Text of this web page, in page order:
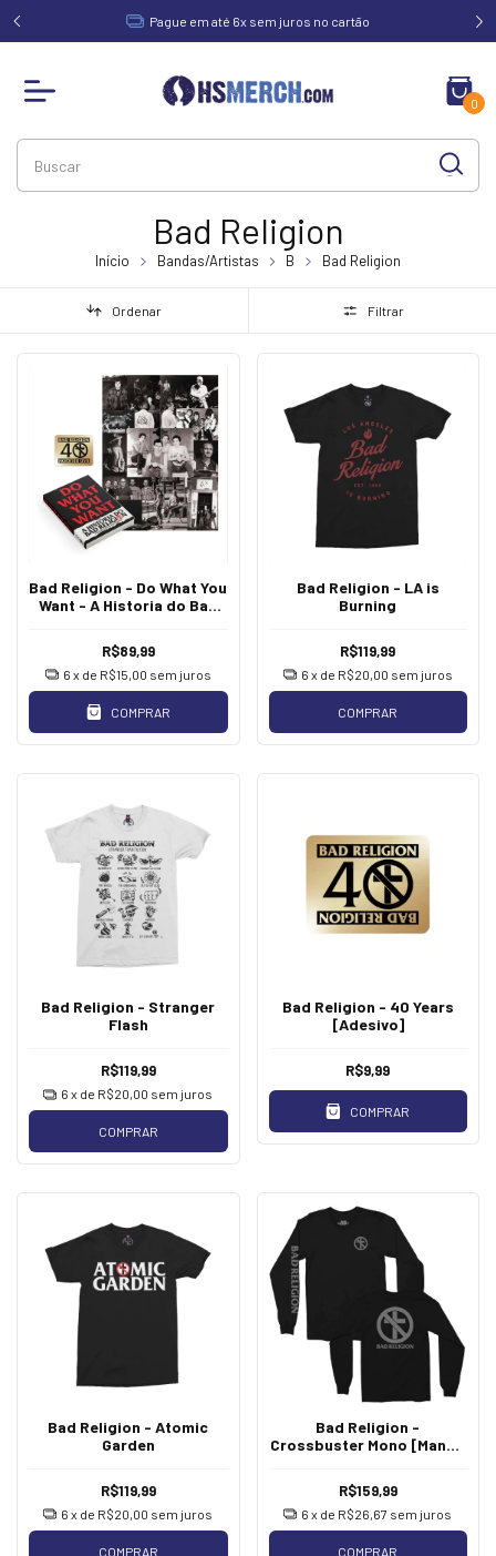
de Pague em até 6x sem juros no cartão
0
Bad Religion
Início Bandas/Artistas B Bad Religion
Ordenar Filtrar
Bad Religion - Do What You
Want - A Historia do Bad
R$89,99
6 x de R$15,00 sem juros
COMPRAR
Bad Religion - LA is
Burning
R$119,99
6 x de R$20,00 sem juros
COMPRAR
Bad Religion - Stranger
Flash
R$119,99
6 x de R$20,00 sem juros
COMPRAR
Bad Religion - 40 Years
[Adesivo]
R$9,99
COMPRAR
Bad Religion - Atomic
Garden
R$119,99
6 x de R$20,00 sem juros
COMPRAR
Bad Religion -
Crossbuster Mono [Manga
R$159,99
6 x de R$26,67 sem juros
COMPRAR